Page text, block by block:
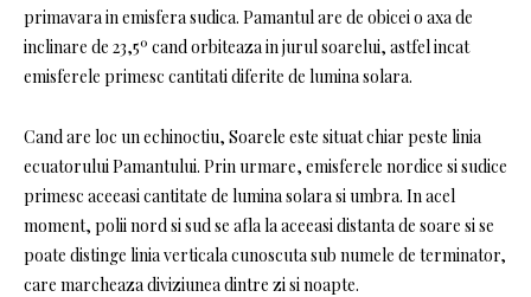
primavara in emisfera sudica. Pamantul are de obicei o axa de
inclinare de 23,5º cand orbiteaza in jurul soarelui, astfel incat
emisferele primesc cantitati diferite de lumina solara.
Cand are loc un echinoctiu, Soarele este situat chiar peste linia
ecuatorului Pamantului. Prin urmare, emisferele nordice si sudice
primesc aceeasi cantitate de lumina solara si umbra. In acel
moment, polii nord si sud se afla la aceeasi distanta de soare si se
poate distinge linia verticala cunoscuta sub numele de terminator,
care marcheaza diviziunea dintre zi si noapte.